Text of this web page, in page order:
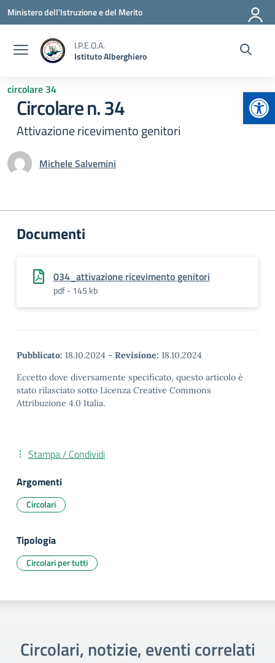
Vai ai contenuti
Vai al menu di navigazione
Vai al footer
Ministero dell'Istruzione e del Merito
I.P.E.O.A.
Istituto Alberghiero
circolare 34
Circolare n. 34
Attivazione ricevimento genitori
Michele Salvemini
Documenti
034_attivazione ricevimento genitori
pdf - 145 kb
Pubblicato: 18.10.2024 - Revisione: 18.10.2024
Eccetto dove diversamente specificato, questo articolo è
stato rilasciato sotto Licenza Creative Commons
Attribuzione 4.0 Italia.
Stampa / Condividi
Argomenti
Circolari
Tipologia
Circolari per tutti
Circolari, notizie, eventi correlati